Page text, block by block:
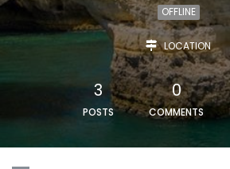
OFFLINE
LOCATION
3
POSTS
0
COMMENTS